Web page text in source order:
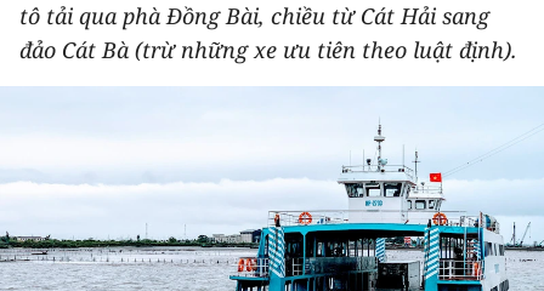
THẾ GIỚI
THỂ THAO
Y TẾ
KHOA HỌC - CÔNG NGHỆ
tô tải qua phà Đồng Bài, chiều từ Cát Hải sang
đảo Cát Bà (trừ những xe ưu tiên theo luật định).